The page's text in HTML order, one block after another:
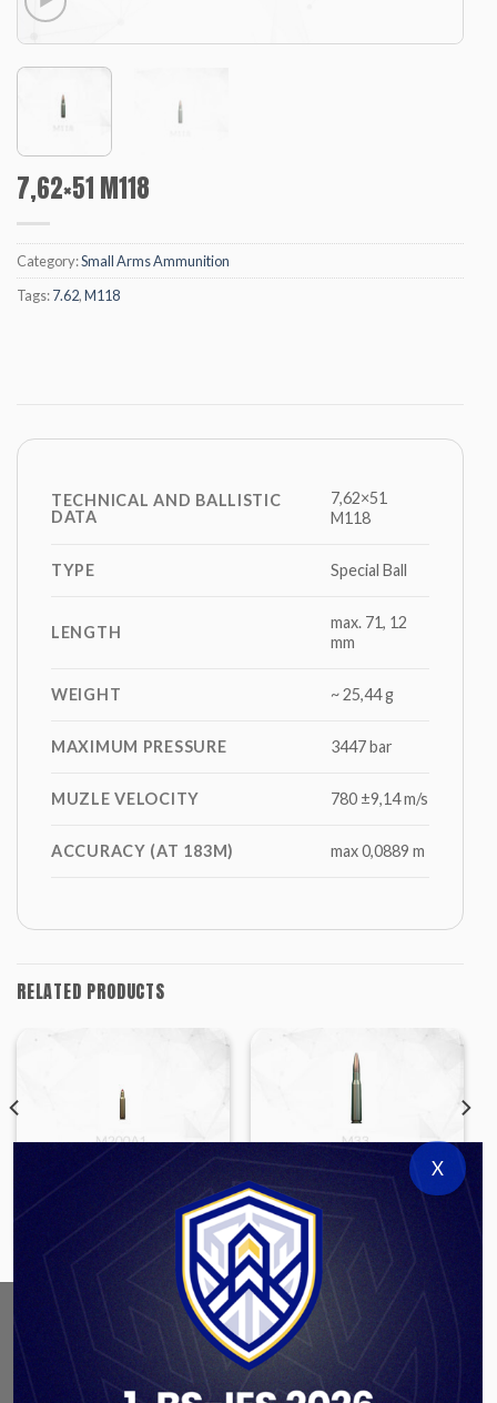
7,62×51 M118
Category:Small Arms Ammunition
Tags:7.62,M118
TECHNICAL AND BALLISTIC
DATA
7,62×51
M118
TYPE Special Ball
LENGTH
max. 71, 12
mm
WEIGHT ~ 25,44 g
MAXIMUM PRESSURE 3447 bar
MUZLE VELOCITY 780 ±9,14 m/s
ACCURACY (AT 183M) max 0,0889 m
RELATED PRODUCTS
SMALL ARMS AMMUNITION
5,56×45 M200 A1
SMALL ARMS AMMUNITION
12,7×99 M33 – Sniper
ABOUT US
As a government authorized defense industry
X